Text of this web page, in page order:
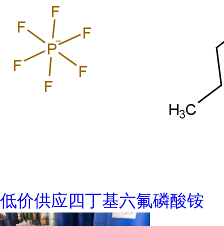
低价供应四丁基六氟磷酸铵